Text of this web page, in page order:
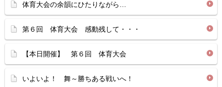
体育大会の余韻にひたりながら…
第６回 体育大会 感動残して・・・
【本日開催】 第６回 体育大会
いよいよ！ 舞～勝ちある戦いへ！